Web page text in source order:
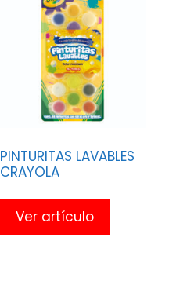
PINTURITAS LAVABLES
CRAYOLA
Ver artículo